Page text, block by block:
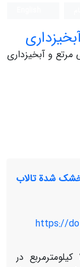
و آبخیزداری
خشک شدة تالاب
https://
تالاب هورالعظیم با مساحت 1180 کیلومترمربع در